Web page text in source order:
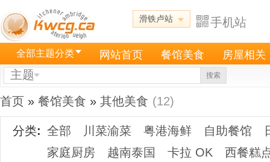
滑铁卢站 手机站
全部主题分类 网站首页 餐馆美食 房屋相关
主题 搜索
首页 » 餐馆美食 » 其他美食 (12)
分类: 全部 川菜渝菜 粤港海鲜 自助餐馆
家庭厨房
越南泰国 卡拉 OK
西餐糕